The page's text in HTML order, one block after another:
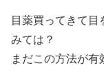
目薬買ってきて
みては？
まだこの方法が有